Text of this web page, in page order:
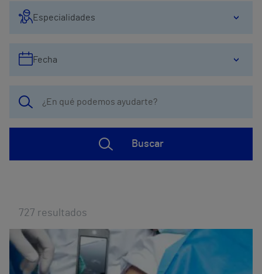
Especialidades
Fecha
Buscar
727 resultados